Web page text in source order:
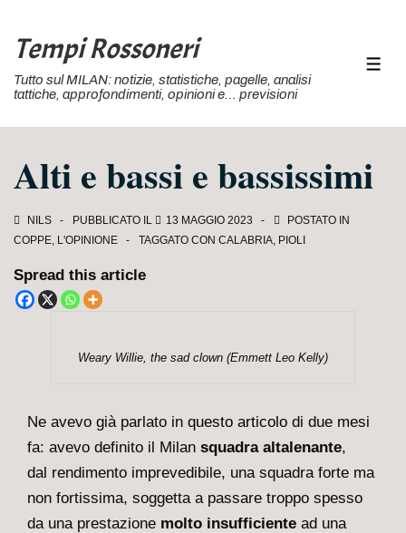
Vai
contenuto
Tempi Rossoneri
Tutto sul MILAN: notizie, statistiche, pagelle, analisi
tattiche, approfondimenti, opinioni e… previsioni
Alti e bassi e bassissimi
NILS PUBBLICATO IL 13 MAGGIO 2023
POSTATO IN
COPPE, L'OPINIONE TAGGATO CON CALABRIA, PIOLI
Spread this article
Weary Willie, the sad clown (Emmett Leo Kelly)
Ne avevo già parlato in questo articolo di due mesi
fa: avevo definito il Milan squadra altalenante,
dal rendimento imprevedibile, una squadra forte ma
non fortissima, soggetta a passare troppo spesso
da una prestazione molto insufficiente ad una